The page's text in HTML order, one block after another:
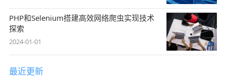
PHP和Selenium搭建高效网络爬虫实现技术
探索
2024-01-01
最近更新